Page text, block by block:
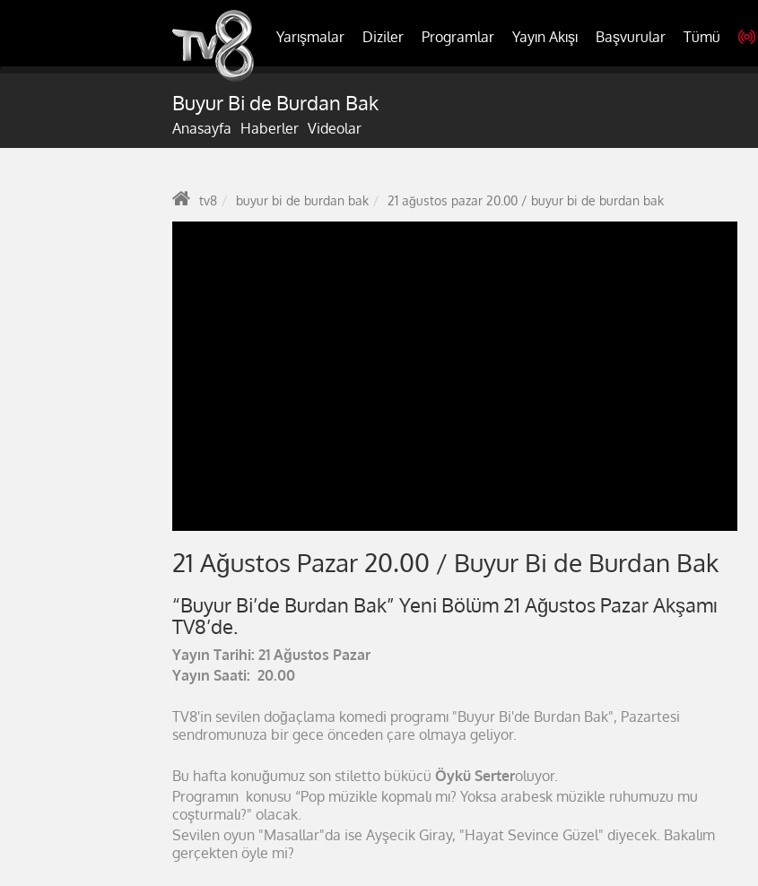
Yarışmalar Diziler Programlar Yayın Akışı Başvurular Tümü
Buyur Bi de Burdan Bak
Anasayfa Haberler Videolar
tv8 buyur bi de burdan bak 21 ağustos pazar 20.00 / buyur bi de burdan bak
21 Ağustos Pazar 20.00 / Buyur Bi de Burdan Bak
“Buyur Bi’de Burdan Bak” Yeni Bölüm 21 Ağustos Pazar Akşamı
TV8’de.
Yayın Tarihi: 21 Ağustos Pazar
Yayın Saati: 20.00
TV8'in sevilen doğaçlama komedi programı "Buyur Bi'de Burdan Bak", Pazartesi
sendromunuza bir gece önceden çare olmaya geliyor.
Bu hafta konuğumuz son stiletto bükücü Öykü Serteroluyor.
Programın konusu “Pop müzikle kopmalı mı? Yoksa arabesk müzikle ruhumuzu mu
coşturmalı?" olacak.
Sevilen oyun "Masallar"da ise Ayşecik Giray, "Hayat Sevince Güzel" diyecek. Bakalım
gerçekten öyle mi?